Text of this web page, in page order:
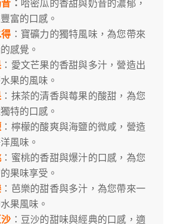
： 哈密瓜的香甜與奶昔的濃郁，
富的口感。
：寶礦力的獨特風味，為您帶來
感覺。
：愛文芒果的香甜與多汁，營造出
果的風味。
：抹茶的清香與莓果的酸甜，為您
特的口感。
：檸檬的酸爽與海鹽的微咸，營造
風味。
：蜜桃的香甜與爆汁的口感，為您
果味享受。
：芭樂的甜香與多汁，為您帶來一
果風味。
：豆沙的甜味與經典的口感，適